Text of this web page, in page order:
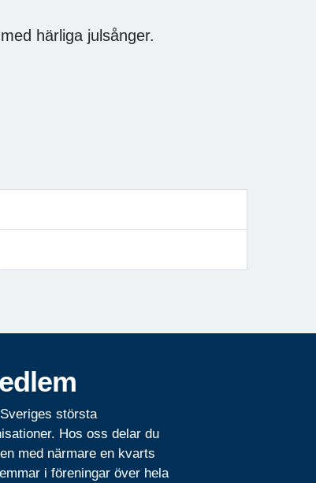
härliga julsånger.
o kaka 185 kr.
största
Hos oss delar du
med närmare en kvarts
i föreningar över hela